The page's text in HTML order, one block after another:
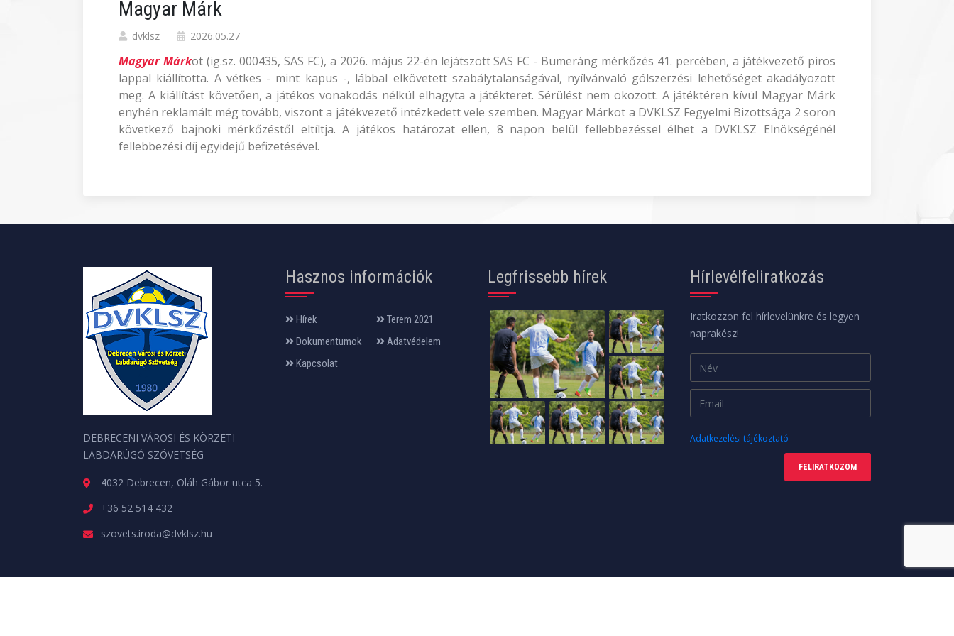
Magyar Márk
dvklsz 2026.05.27
Magyar Márkot (ig.sz. 000435, SAS FC), a 2026. május 22-én lejátszott SAS FC - Bumeráng mérkőzés 41. percében, a játékvezető piros
lappal kiállította. A vétkes - mint kapus -, lábbal elkövetett szabálytalanságával, nyílvánvaló gólszerzési lehetőséget akadályozott
meg. A kiállítást követően, a játékos vonakodás nélkül elhagyta a játékteret. Sérülést nem okozott. A játéktéren kívül Magyar Márk
enyhén reklamált még tovább, viszont a játékvezető intézkedett vele szemben. Magyar Márkot a DVKLSZ Fegyelmi Bizottsága 2 soron
következő bajnoki mérkőzéstől eltíltja. A játékos határozat ellen, 8 napon belül fellebbezéssel élhet a DVKLSZ Elnökségénél
fellebbezési díj egyidejű befizetésével.
DEBRECENI VÁROSI ÉS KÖRZETI
LABDARÚGÓ SZÖVETSÉG
4032 Debrecen, Oláh Gábor utca 5.
+36 52 514 432
szovets.iroda@dvklsz.hu
Hasznos információk
Hírek
Terem 2021
Dokumentumok
Adatvédelem
Kapcsolat
Legfrissebb hírek Hírlevélfeliratkozás
Iratkozzon fel hírlevelünkre és legyen
naprakész!
Adatkezelési tájékoztató
FELIRATKOZOM